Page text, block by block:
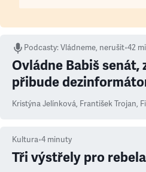
Podcasty:Vládneme, nerušit•42
Ovládne Babiš
přibude
Kristýna Jelínková, František Trojan,
Kultura•4 minuty
Tři výstřely pro rebela